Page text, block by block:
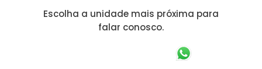
Escolha a unidade mais próxima para
falar conosco.